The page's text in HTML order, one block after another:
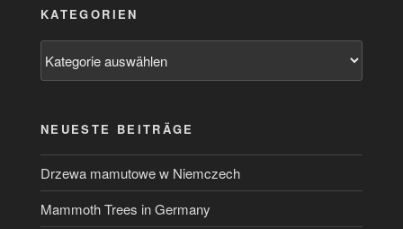
KATEGORIEN
NEUESTE BEITRÄGE
Drzewa mamutowe w Niemczech
Mammoth Trees in Germany